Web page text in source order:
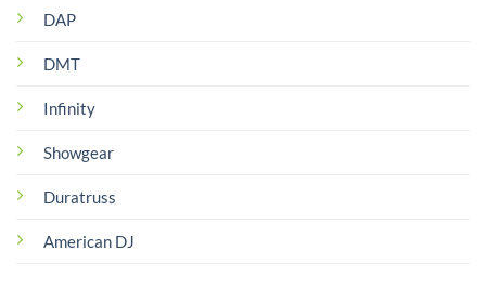
DAP
DMT
Infinity
Showgear
Duratruss
American DJ